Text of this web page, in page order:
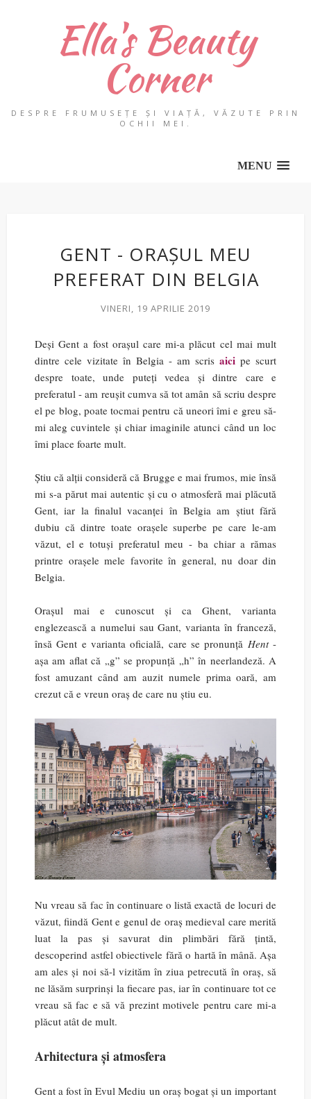
Ella's Beauty
Corner
DESPRE FRUMUSEȚE ȘI VIAȚĂ, VĂZUTE PRIN
OCHII MEI.
MENU
GENT - ORAȘUL MEU
PREFERAT DIN BELGIA
VINERI, 19 APRILIE 2019
Deși Gent a fost orașul care mi-a plăcut cel mai mult
dintre cele vizitate în Belgia - am scris aici pe scurt
despre toate, unde puteți vedea și dintre care e
preferatul - am reușit cumva să tot amân să scriu despre
el pe blog, poate tocmai pentru că uneori îmi e greu să-
mi aleg cuvintele și chiar imaginile atunci când un loc
îmi place foarte mult.
Știu că alții consideră că Brugge e mai frumos, mie însă
mi s-a părut mai autentic și cu o atmosferă mai plăcută
Gent, iar la finalul vacanței în Belgia am știut fără
dubiu că dintre toate orașele superbe pe care le-am
văzut, el e totuși preferatul meu - ba chiar a rămas
printre orașele mele favorite în general, nu doar din
Belgia.
Orașul mai e cunoscut și ca Ghent, varianta
englezească a numelui sau Gant, varianta în franceză,
însă Gent e varianta oficială, care se pronunță Hent-
așa am aflat că „g” se propunță „h” în neerlandeză. A
fost amuzant când am auzit numele prima oară, am
crezut că e vreun oraș de care nu știu eu.
Nu vreau să fac în continuare o listă exactă de locuri de
văzut, fiindă Gent e genul de oraș medieval care merită
luat la pas și savurat din plimbări fără țintă,
descoperind astfel obiectivele fără o hartă în mână. Așa
am ales și noi să-l vizităm în ziua petrecută în oraș, să
ne lăsăm surprinși la fiecare pas, iar în continuare tot ce
vreau să fac e să vă prezint motivele pentru care mi-a
plăcut atât de mult.
Arhitectura și atmosfera
Gent a fost în Evul Mediu un oraș bogat și un important